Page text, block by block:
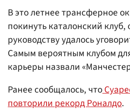
В это летнее трансферное
покинуть каталонский клуб,
руководству удалось
Самым вероятным клубом
карьеры назвали
Ранее сообщалось, что
повторили рекорд Роналдо.